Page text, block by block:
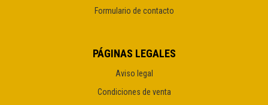
Formulario de contacto
PÁGINAS LEGALES
Aviso legal
Condiciones de venta